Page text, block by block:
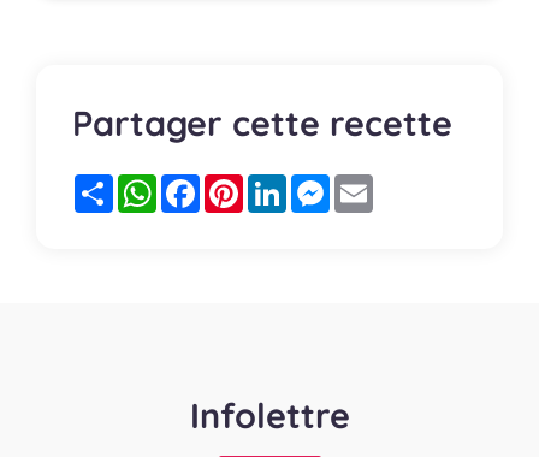
Partager cette recette
PartagerWhatsApp
FacebookPinterestLinkedInMessenger
Infolettre